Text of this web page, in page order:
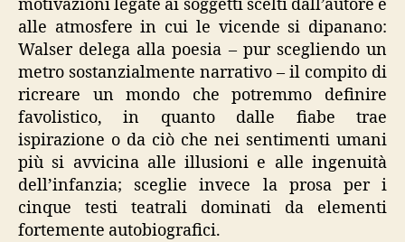
motivazioni legate ai soggetti scelti dall’autore e
alle atmosfere in cui le vicende si dipanano:
Walser delega alla poesia – pur scegliendo un
metro sostanzialmente narrativo – il compito di
ricreare un mondo che potremmo definire
favolistico, in quanto dalle fiabe trae
ispirazione o da ciò che nei sentimenti umani
più si avvicina alle illusioni e alle ingenuità
dell’infanzia; sceglie invece la prosa per i
cinque testi teatrali dominati da elementi
fortemente autobiografici.